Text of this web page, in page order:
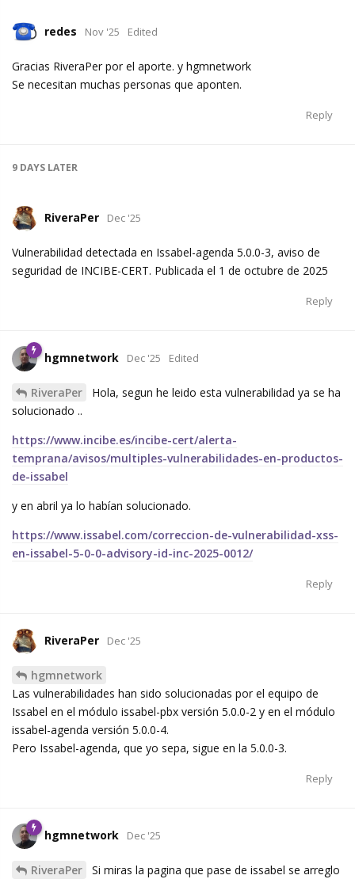
redes Nov '25 Edited
Gracias RiveraPer por el aporte. y hgmnetwork
Se necesitan muchas personas que aponten.
Reply
9 DAYS LATER
RiveraPer Dec '25
Vulnerabilidad detectada en Issabel-agenda 5.0.0-3, aviso de
seguridad de INCIBE-CERT. Publicada el 1 de octubre de 2025
Reply
hgmnetwork Dec '25 Edited
RiveraPer
Hola, segun he leido esta vulnerabilidad ya se ha
solucionado ..
https://www.incibe.es/incibe-cert/alerta-
temprana/avisos/multiples-vulnerabilidades-en-productos-
de-issabel
y en abril ya lo habían solucionado.
https://www.issabel.com/correccion-de-vulnerabilidad-xss-
en-issabel-5-0-0-advisory-id-inc-2025-0012/
Reply
RiveraPer Dec '25
hgmnetwork
Las vulnerabilidades han sido solucionadas por el equipo de
Issabel en el módulo issabel-pbx versión 5.0.0-2 y en el módulo
issabel-agenda versión 5.0.0-4.
Pero Issabel-agenda, que yo sepa, sigue en la 5.0.0-3.
Reply
hgmnetwork Dec '25
RiveraPer
Si miras la pagina que pase de issabel se arreglo